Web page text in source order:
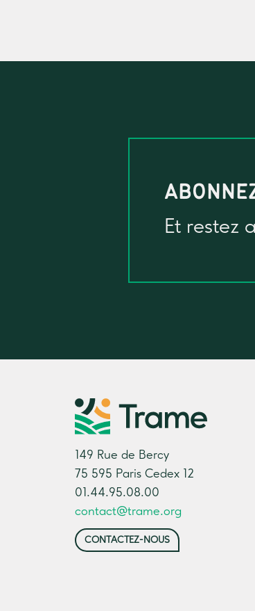
Et restez
149 Rue de Bercy
75 595 Paris Cedex 12
01.44.95.08.00
contact@trame.org
CONTACTEZ-NOUS